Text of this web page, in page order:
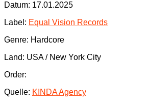
Datum: 17.01.2025
Label: Equal Vision Records
Genre: Hardcore
Land: USA / New York City
Order:
Quelle: KINDA Agency